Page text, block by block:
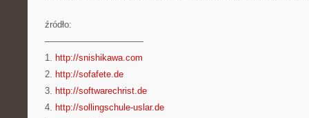
źródło:
———————————
1. http://snishikawa.com
2. http://sofafete.de
3. http://softwarechrist.de
4. http://sollingschule-uslar.de